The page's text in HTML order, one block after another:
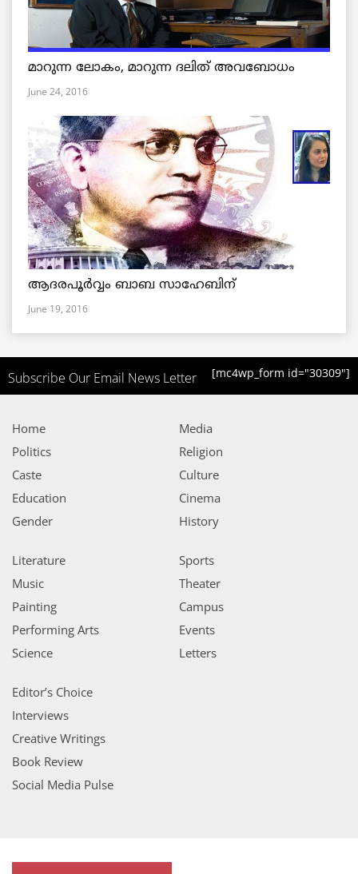
മാറുന്ന ലോകം, മാറുന്ന ദലിത് അവബോധം
June 24, 2016
ആദരപൂര്‍വ്വം ബാബ സാഹേബിന്
June 19, 2016
Subscribe Our Email News Letter [mc4wp_form id="30309"]
Home
Politics
Caste
Education
Gender
Media
Religion
Culture
Cinema
History
Literature
Music
Painting
Performing Arts
Science
Sports
Theater
Campus
Events
Letters
Editor’s Choice
Interviews
Creative Writings
Book Review
Social Media Pulse